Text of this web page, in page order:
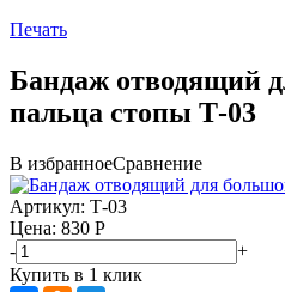
Печать
Бандаж отводящий
пальца стопы Т-03
В избранноеСравнение
Артикул: Т-03
Цена: 830 Р
-
+
Купить в 1 клик